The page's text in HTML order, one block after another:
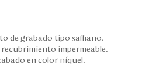
de grabado tipo saffiano.
impermeable.
en color níquel.